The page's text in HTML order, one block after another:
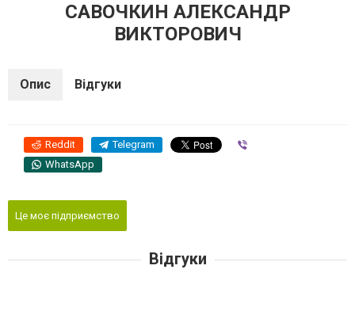
САВОЧКИН АЛЕКСАНДР
ВИКТОРОВИЧ
Опис Відгуки
Reddit Telegram
WhatsApp
Це моє підприємство
Відгуки